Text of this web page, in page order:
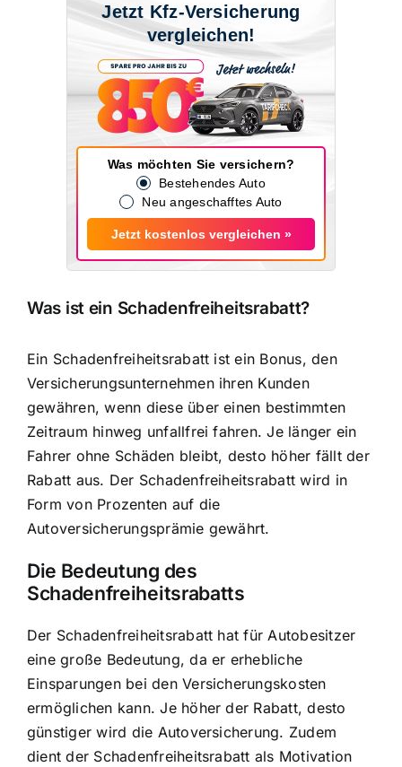
Jetzt Kfz-Versicherung
vergleichen!
Was möchten Sie versichern?
Bestehendes Auto
Neu angeschafftes Auto
Jetzt kostenlos vergleichen »
Was ist ein Schadenfreiheitsrabatt?
Ein Schadenfreiheitsrabatt ist ein Bonus, den
Versicherungsunternehmen ihren Kunden
gewähren, wenn diese über einen bestimmten
Zeitraum hinweg unfallfrei fahren. Je länger ein
Fahrer ohne Schäden bleibt, desto höher fällt der
Rabatt aus. Der Schadenfreiheitsrabatt wird in
Form von Prozenten auf die
Autoversicherungsprämie gewährt.
Die Bedeutung des
Schadenfreiheitsrabatts
Der Schadenfreiheitsrabatt hat für Autobesitzer
eine große Bedeutung, da er erhebliche
Einsparungen bei den Versicherungskosten
ermöglichen kann. Je höher der Rabatt, desto
günstiger wird die Autoversicherung. Zudem
dient der Schadenfreiheitsrabatt als Motivation